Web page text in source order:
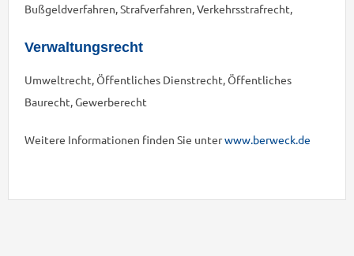
Bußgeldverfahren, Strafverfahren, Verkehrsstrafrecht,
Verwaltungsrecht
Umweltrecht, Öffentliches Dienstrecht, Öffentliches
Baurecht, Gewerberecht
Weitere Informationen finden Sie unterwww.berweck.de